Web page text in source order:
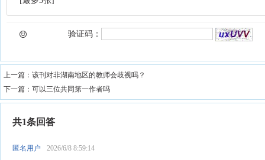
验证码：
上一篇： 该刊对非湖南地区的教师会歧视吗？
下一篇： 可以三位共同第一作者吗
共1条回答
匿名用户 2026/6/8 8:59:14